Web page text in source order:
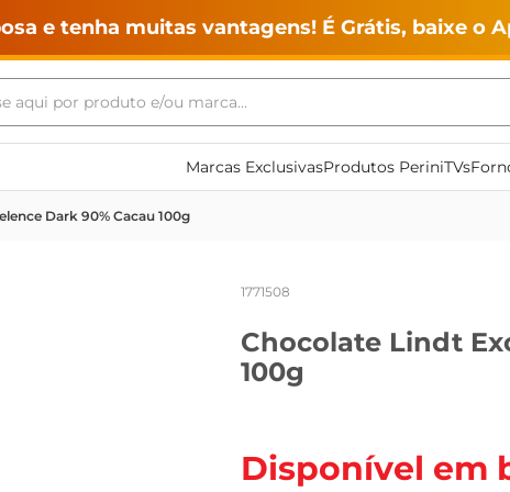
e tenha muitas vantagens! É Grátis, baixe o
aqui por produto e/ou marca...
Marcas ExclusivasProdutos PeriniTVs
Dark 90% Cacau 100g
1771508
Chocolate Lindt
100g
Disponível em
mais buscados
lavar